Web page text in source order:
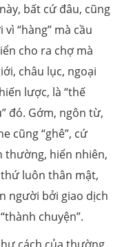
bất cứ đâu, cũng
“hàng” mà cầu
cho ra chợ mà
châu lục, ngoại
lược, là “thế
đó. Gớm, ngôn từ,
cũng “ghê”, cứ
thường, hiển nhiên,
luôn thân mật,
người bởi giao dịch
chuyện”.